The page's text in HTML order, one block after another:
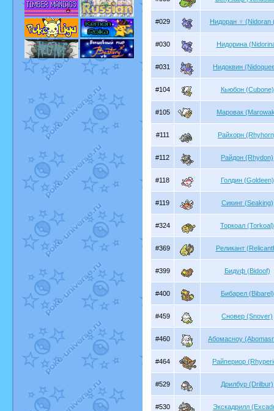
#029 Нидоран ♀ (Nidoran
#030 Нидорина
#031 Нидоквин
#104 Кьюбон (Cubone)
#105 Маровак
#111 Райхорн
#112 Райдон (Rhydon)
#118 Голдин (Goldeen)
#119 Сикинг (Seaking)
#324 Торкоал (Torkoal)
#369 Реликант
#399 Бидуф (Bidoof)
#400 Бибарел (Bibarel)
#459 Сновер (Snover)
#460 Абомасноу
#464 Райпериор
#529 Дрилбур (Drilbur)
#530 Экскадрилл